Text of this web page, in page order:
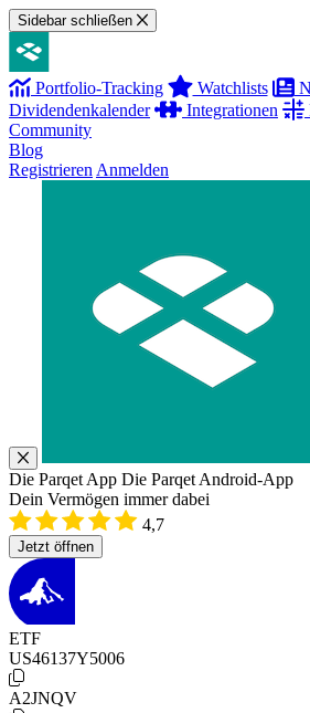
Sidebar schließen
Portfolio-Tracking Watchlists
Dividendenkalender
Integrationen
Community
Blog
Registrieren Anmelden
Die Parqet App Die Parqet Android-App
Dein Vermögen immer dabei
4,7
Jetzt öffnen
ETF
US46137Y5006
A2JNQV